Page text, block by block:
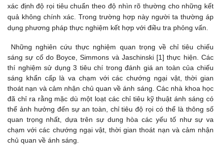
xác định độ rọi tiêu chuẩn theo độ nhìn rõ thường cho những kết
quả không chính xác. Trong trường hợp này người ta thường áp
dụng phương pháp thực nghiệm kết hợp với điều tra phỏng vấn.
Những nghiên cứu thực nghiệm quan trọng về chỉ tiêu chiếu
sáng sự cố do Boyce, Simmons và Jaschinski [1] thực hiện. Các
thí nghiệm sử dụng 3 tiêu chí trong đánh giá an toàn của chiếu
sáng khẩn cấp là va chạm với các chướng ngại vật, thời gian
thoát nạn và cảm nhận chủ quan về ánh sáng. Các nhà khoa học
đã chỉ ra rằng mặc dù một loạt các chỉ tiêu kỹ thuật ánh sáng có
thể ảnh hưởng đến sự an toàn, chỉ tiêu độ rọi có thể là thông số
quan trọng nhất, dựa trên sự dung hòa các yếu tố như sự va
chạm với các chướng ngại vật, thời gian thoát nạn và cảm nhận
chủ quan về ánh sáng.